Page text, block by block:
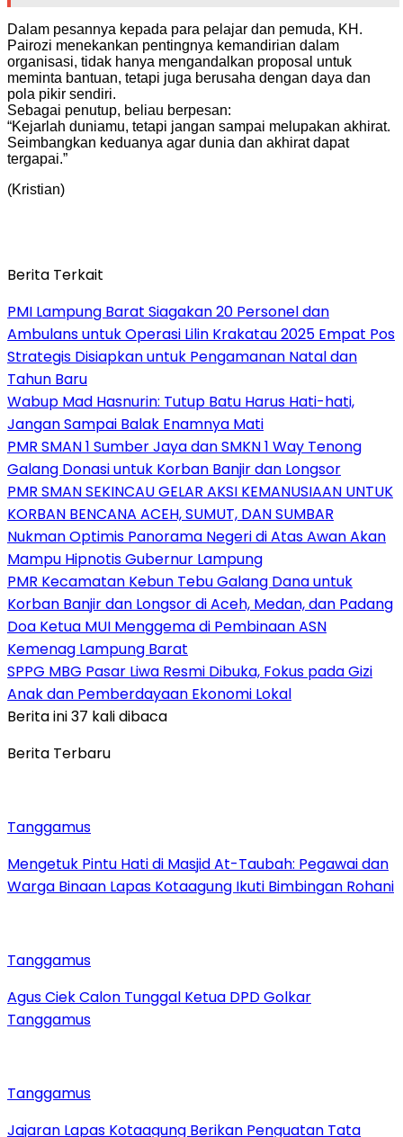
Dalam pesannya kepada para pelajar dan pemuda, KH.
Pairozi menekankan pentingnya kemandirian dalam
organisasi, tidak hanya mengandalkan proposal untuk
meminta bantuan, tetapi juga berusaha dengan daya dan
pola pikir sendiri.
Sebagai penutup, beliau berpesan:
“Kejarlah duniamu, tetapi jangan sampai melupakan akhirat.
Seimbangkan keduanya agar dunia dan akhirat dapat
tergapai.”
(Kristian)
Berita Terkait
PMI Lampung Barat Siagakan 20 Personel dan
Ambulans untuk Operasi Lilin Krakatau 2025 Empat Pos
Strategis Disiapkan untuk Pengamanan Natal dan
Tahun Baru
Wabup Mad Hasnurin: Tutup Batu Harus Hati-hati,
Jangan Sampai Balak Enamnya Mati
PMR SMAN 1 Sumber Jaya dan SMKN 1 Way Tenong
Galang Donasi untuk Korban Banjir dan Longsor
PMR SMAN SEKINCAU GELAR AKSI KEMANUSIAAN UNTUK
KORBAN BENCANA ACEH, SUMUT, DAN SUMBAR
Nukman Optimis Panorama Negeri di Atas Awan Akan
Mampu Hipnotis Gubernur Lampung
PMR Kecamatan Kebun Tebu Galang Dana untuk
Korban Banjir dan Longsor di Aceh, Medan, dan Padang
Doa Ketua MUI Menggema di Pembinaan ASN
Kemenag Lampung Barat
SPPG MBG Pasar Liwa Resmi Dibuka, Fokus pada Gizi
Anak dan Pemberdayaan Ekonomi Lokal
Berita ini 37 kali dibaca
Berita Terbaru
Tanggamus
Mengetuk Pintu Hati di Masjid At-Taubah: Pegawai dan
Warga Binaan Lapas Kotaagung Ikuti Bimbingan Rohani
Tanggamus
Agus Ciek Calon Tunggal Ketua DPD Golkar
Tanggamus
Tanggamus
Jajaran Lapas Kotaagung Berikan Penguatan Tata